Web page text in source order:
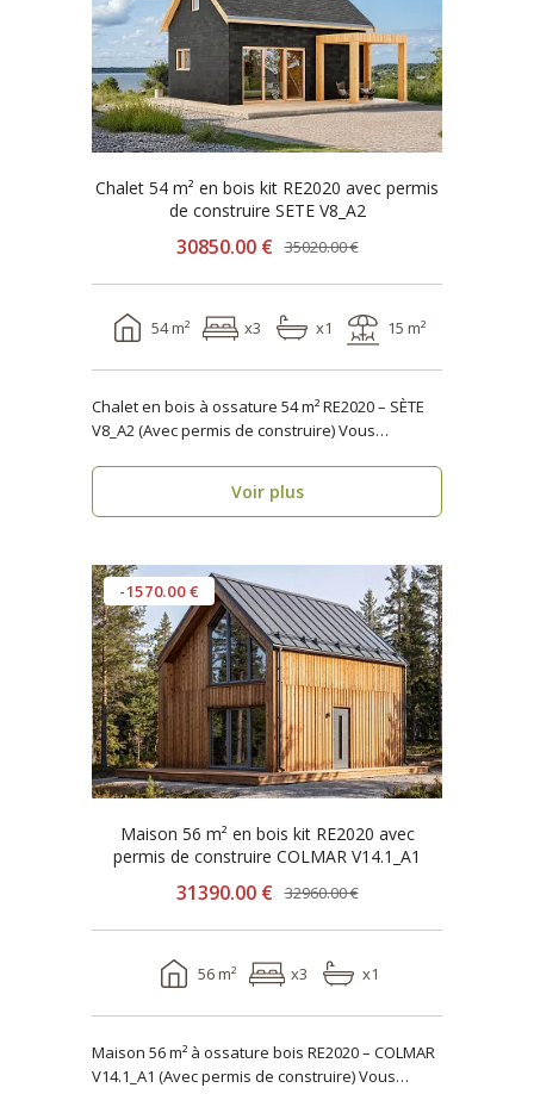
Chalet 54 m² en bois kit RE2020 avec permis
de construire SETE V8_A2
30850.00 € 35020.00 €
54 m² x3 x1 15 m²
Chalet en bois à ossature 54 m² RE2020 – SÈTE
V8_A2 (Avec permis de construire) Vous
Voir plus
-1570.00 €
Maison 56 m² en bois kit RE2020 avec
permis de construire COLMAR V14.1_A1
31390.00 € 32960.00 €
56 m² x3 x1
Maison 56 m² à ossature bois RE2020 – COLMAR
V14.1_A1 (Avec permis de construire) Vous